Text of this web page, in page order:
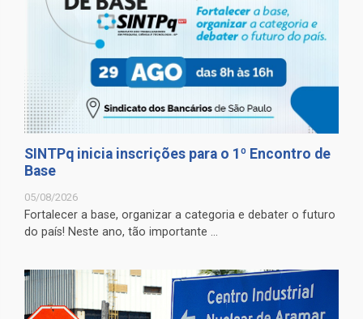
SINTPq inicia inscrições para o 1º Encontro de
Base
05/08/2026
Fortalecer a base, organizar a categoria e debater o futuro
do país! Neste ano, tão importante ...